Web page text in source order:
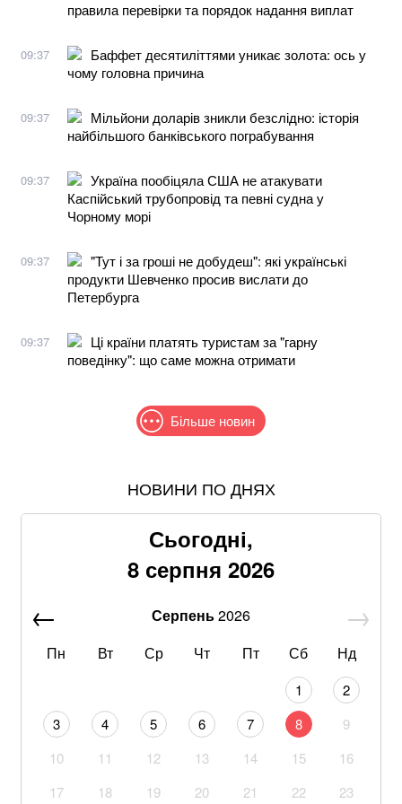
правила перевірки та порядок надання виплат
09:37
Баффет десятиліттями уникає золота: ось у
чому головна причина
09:37
Мільйони доларів зникли безслідно: історія
найбільшого банківського пограбування
09:37
Україна пообіцяла США не атакувати
Каспійський трубопровід та певні судна у
Чорному морі
09:37
"Тут і за гроші не добудеш": які українські
продукти Шевченко просив вислати до
Петербурга
09:37
Ці країни платять туристам за "гарну
поведінку": що саме можна отримати
Більше новин
Понад 9,2 млрд грн: що відомо про нову гучну
Хацкевич: Гуцуляк навіть не прийшов потиснути
Хвиля похолодання накриє Україну: Діденко назвала
Через повагу до Реалу: Родрі отримуватиме в
Google прибирає одну з найзручніших функцій
Gmail: що зміниться вже у 2027 році
НОВИНИ ПО ДНЯХ
Сьогодні,
8 серпня 2026
Серпень2026
Пн
Вт Ср Чт Пт Сб Нд
1
2
3
4 5 6 7 8
9
10
11 12 13 14 15
16
17
18 19 20 21 22
23